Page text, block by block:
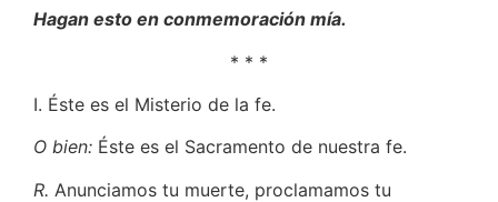
Hagan esto en conmemoración mía.
* * *
I. Éste es el Misterio de la fe.
O bien: Éste es el Sacramento de nuestra fe.
R. Anunciamos tu muerte, proclamamos tu